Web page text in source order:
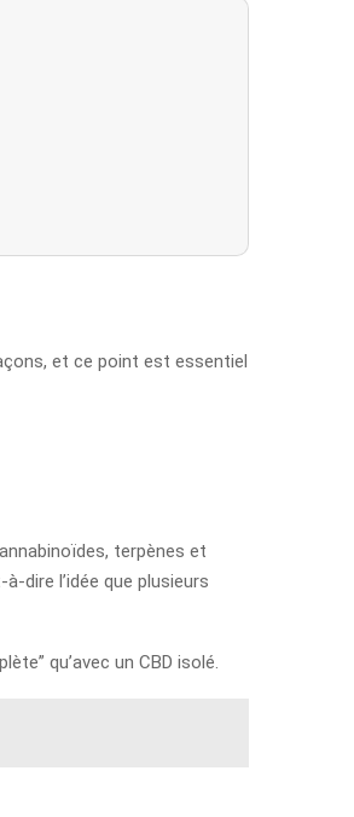
et ce point est essentiel
terpènes et
dire l’idée que plusieurs
qu’avec un CBD isolé.